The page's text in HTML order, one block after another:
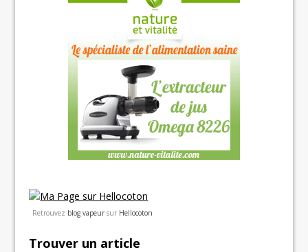
Retrouvez blog vapeur sur Hellocoton
Trouver un article